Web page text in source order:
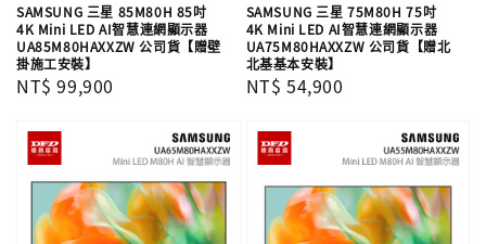
SAMSUNG 三星 85M80H 85吋
4K Mini LED AI智慧連網顯示器
UA85M80HAXXZW 公司貨【贈壁
掛施工安裝】
Regular
NT$ 99,900
SAMSUNG 三星 75M80H 75吋
4K Mini LED AI智慧連網顯示器
UA75M80HAXXZW 公司貨【贈北
北基基本安裝】
Regular
NT$ 54,900